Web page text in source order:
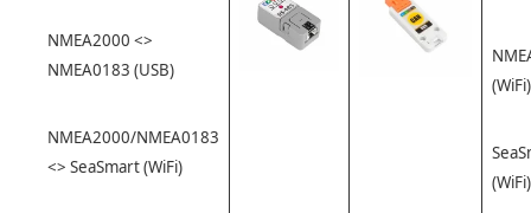
NMEA2000 <>
NMEA0183 (USB)
NMEA2000/NMEA0183
<> SeaSmart (WiFi)
(WiFi)
(WiFi)